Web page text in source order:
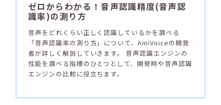
ゼロからわかる！音声認識精度(音声認
識率)の測り方
音声をどれくらい正しく認識しているかを調べる
「音声認識率の測り方」について、AmiVoiceの開発
者が詳しく解説していきます。 音声認識エンジンの
性能を調べる指標のひとつとして、開発時や音声認識
エンジンの比較に役立ちます。